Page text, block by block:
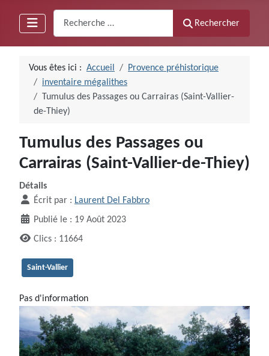
Rechercher
Vous êtes ici : Accueil
Provence préhistorique
inventaire mégalithes
Tumulus des Passages ou Carrairas (Saint-Vallier-
de-Thiey)
Tumulus des Passages ou
Carrairas (Saint-Vallier-de-Thiey)
Détails
Écrit par : Laurent Del Fabbro
Publié le : 19 Août 2023
Clics : 11664
Saint-Vallier
Pas d'information